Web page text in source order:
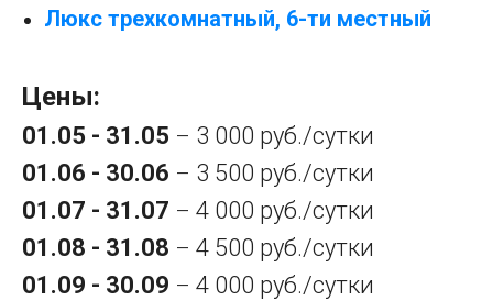
Люкс трехкомнатный, 6-ти местный
Цены:
01.05 - 31.05 – 3 000 руб./сутки
01.06 - 30.06 – 3 500 руб./сутки
01.07 - 31.07 – 4 000 руб./сутки
01.08 - 31.08 – 4 500 руб./сутки
01.09 - 30.09 – 4 000 руб./сутки